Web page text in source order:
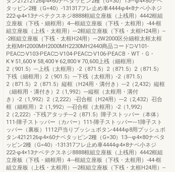
タッピン2種（G=40）-131317フレ止め車4444φ4×8ナベ小ネジ
222-φ4×13ナベテクスネジ8888框組立座板（上桟用）4442框組
立座板（下桟・細框用）4---框組立座板（下桟・太框用）-44-框
組立座板（上桟・太框用）---2框組立座板（下桟・太框H24用）--
-2框組立座板（下桟・太框H24用）---2W2000区分細框太框太框
太框MH2000MH2000MH2230MH2440商品コード□-V101-
PEAC□-V103-PEAC□-V104-PEAC□-V106-PEACB・WT・G・
K￥51,600￥58,400￥62,800￥70,600上桟（細框用）
2（901.5）---上桟（太框用）-2（871.5）2（871.5）2（871.5）
下桟（細框用）2（901.5）---下桟（太框用）-2（871.5）
2（871.5）2（871.5）縦框（H24用・溝付き）---2（2,432）縦框
（細框用・溝付き）2（1,992）---縦框（太框用・溝付
き）-2（1,992）2（2,222）-召合框（H24用）---2（2,432）召合
框（細框用）2（1,992）---召合框（太框用）-2（1,992）
2（2,222）-下桟アタッチ---2（871.5）障子ストッパー（本体）
111-障子ストッパー（カバー）111-障子ストッパー---1障子スト
ッパー（裏板）1112戸当りプッシュボタン4444φ8用プッシュボ
タン4212126φ4×60ナベタッピン2種（G=30）13---φ4×80ナベタ
ッピン2種（G=40）-131317フレ止め車4444φ4×8ナベ小ネジ
222-φ4×13ナベテクスネジ8888框組立座板（上桟用）4442框組
立座板（下桟・細框用）4---框組立座板（下桟・太框用）-44-框
組立座板（上桟・太框用）---2框組立座板（下桟・太框H24用）--